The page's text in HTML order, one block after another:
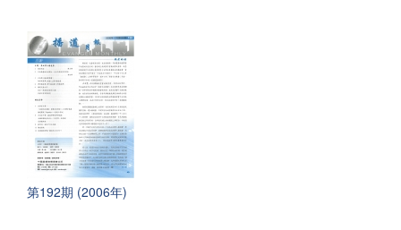
第192期 (2006年)